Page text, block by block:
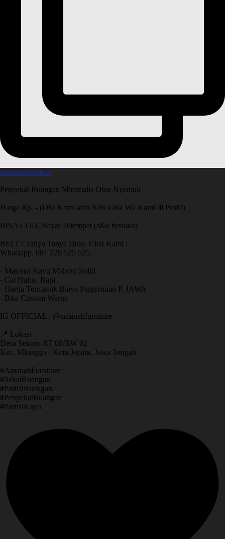
amanahfurniture
Penyekat Ruangan Minimalis Obat Nyamuk
Harga Rp. - (DM Kami atau Klik Link Wa Kami di Profil)
BISA COD, Bayar Ditempat (s&k berlaku)
BELI ? Tanya Tanya Dulu, Chat Kami :
Whatsapp. 081 229 525 525
- Material Kayu Mahoni Solid
- Cat Halus, Rapi
- Harga Termasuk Biaya Pengiriman P. JAWA
- Bisa Custom Warna
IG OFFICIAL : @amanahfurniture
📍 Lokasi :
Desa Sekuro RT 08/RW 02
Kec. Mlonggo - Kota Jepara, Jawa Tengah
​#AmanahFurniture
​#SekatRuangan
​#PartisiRuangan
​#PenyekatRuangan
​#PartisiKayu